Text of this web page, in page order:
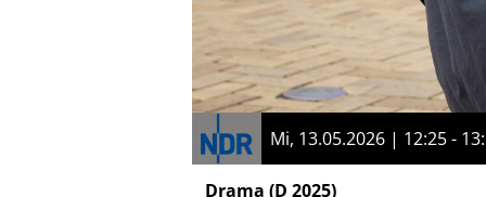
Mi, 13.05.2026 | 12:25 -
Drama (D 2025)